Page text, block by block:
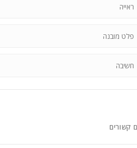
ראייה
פלט מובנה
חשיבה
קשורים